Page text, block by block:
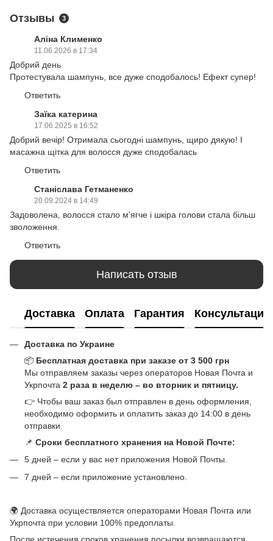
Отзывы 3
Аліна Клименко
11.06.2026 в 17:34
Добрий день
Протестувала шампунь, все дуже сподобалось! Ефект супер!
Ответить
Заїка катерина
17.06.2025 в 16:52
Добрий вечір! Отримала сьогодні шампунь, щиро дякую! І
масажна щітка для волосся дуже сподобалась
Ответить
Станіслава Гетманенко
20.09.2024 в 14:49
Задоволена, волосся стало м'ягче і шкіра голови стала більш
зволоження.
Ответить
Написать отзыв
Доставка Оплата Гарантия Консультация
Доставка по Украине
📦 Бесплатная доставка при заказе от 3 500 грн
Мы отправляем заказы через операторов Новая Почта и
Укрпочта 2 раза в неделю – во вторник и пятницу.
👉 Чтобы ваш заказ был отправлен в день оформления,
необходимо оформить и оплатить заказ до 14:00 в день
отправки.
📌 Сроки бесплатного хранения на Новой Почте:
5 дней – если у вас нет приложения Новой Почты.
7 дней – если приложение установлено.
🌍 Доставка осуществляется операторами Новая Почта или
Укрпочта при условии 100% предоплаты.